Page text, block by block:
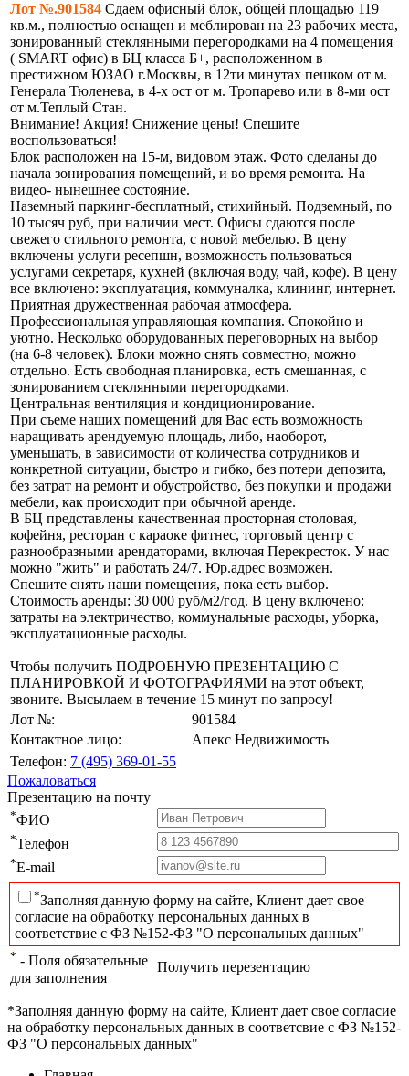
Лот №.901584 Сдаем офисный блок, общей площадью 119
кв.м., полностью оснащен и меблирован на 23 рабочих места,
зонированный стеклянными перегородками на 4 помещения
( SMART офис) в БЦ класса Б+, расположенном в
престижном ЮЗАО г.Москвы, в 12ти минутах пешком от м.
Генерала Тюленева, в 4-х ост от м. Тропарево или в 8-ми ост
от м.Теплый Стан.
Внимание! Акция! Снижение цены! Спешите
воспользоваться!
Блок расположен на 15-м, видовом этаж. Фото сделаны до
начала зонирования помещений, и во время ремонта. На
видео- нынешнее состояние.
Наземный паркинг-бесплатный, стихийный. Подземный, по
10 тысяч руб, при наличии мест. Офисы сдаются после
свежего стильного ремонта, с новой мебелью. В цену
включены услуги ресепшн, возможность пользоваться
услугами секретаря, кухней (включая воду, чай, кофе). В цену
все включено: эксплуатация, коммуналка, клининг, интернет.
Приятная дружественная рабочая атмосфера.
Профессиональная управляющая компания. Спокойно и
уютно. Несколько оборудованных переговорных на выбор
(на 6-8 человек). Блоки можно снять совместно, можно
отдельно. Есть свободная планировка, есть смешанная, с
зонированием стеклянными перегородками.
Центральная вентиляция и кондиционирование.
При съеме наших помещений для Вас есть возможность
наращивать арендуемую площадь, либо, наоборот,
уменьшать, в зависимости от количества сотрудников и
конкретной ситуации, быстро и гибко, без потери депозита,
без затрат на ремонт и обустройство, без покупки и продажи
мебели, как происходит при обычной аренде.
В БЦ представлены качественная просторная столовая,
кофейня, ресторан с караоке фитнес, торговый центр с
разнообразными арендаторами, включая Перекресток. У нас
можно "жить" и работать 24/7. Юр.адрес возможен.
Спешите снять наши помещения, пока есть выбор.
Стоимость аренды: 30 000 руб/м2/год. В цену включено:
затраты на электричество, коммунальные расходы, уборка,
эксплуатационные расходы.
Чтобы получить ПОДРОБНУЮ ПРЕЗЕНТАЦИЮ С
ПЛАНИРОВКОЙ И ФОТОГРАФИЯМИ на этот объект,
звоните. Высылаем в течение 15 минут по запросу!
Лот №:
901584
Контактное лицо:
Апекс Недвижимость
Телефон: 7 (495) 369-01-55
Пожаловаться
Презентацию на почту
*ФИО
*Телефон
*E-mail
*Заполняя данную форму на сайте, Клиент дает свое
согласие на обработку персональных данных в
соответствие с ФЗ №152-ФЗ "О персональных данных"
* - Поля обязательные
для заполнения
Получить перезентацию
*Заполняя данную форму на сайте, Клиент дает свое согласие
на обработку персональных данных в соответсвие с ФЗ №152-
ФЗ "О персональных данных"